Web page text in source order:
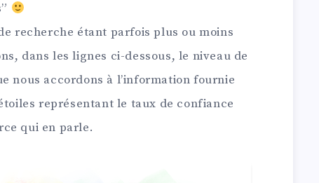
recherche étant parfois plus ou moins
dans les lignes ci-dessous, le niveau de
nous accordons à l’information fournie
représentant le taux de confiance
qui en parle.